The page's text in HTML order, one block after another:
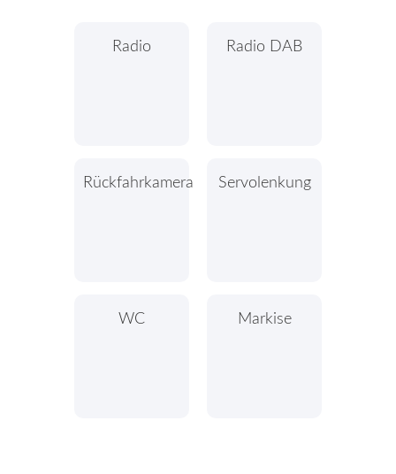
Radio Radio DAB
Rückfahrkamera Servolenkung
WC Markise